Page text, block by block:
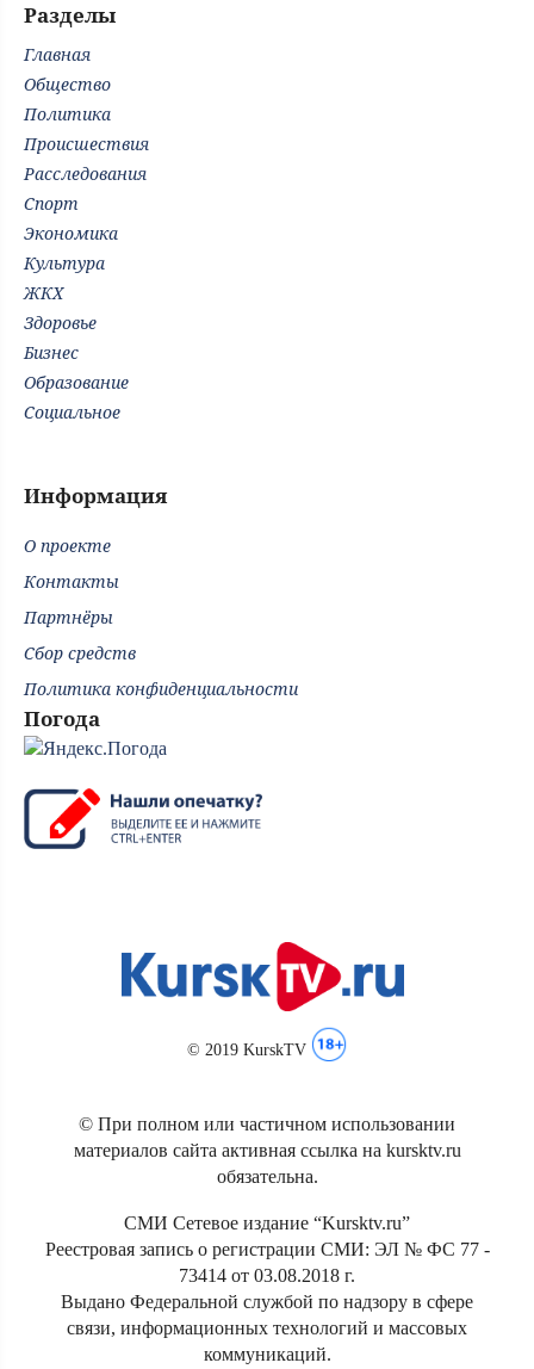
Разделы
Главная
Общество
Политика
Происшествия
Расследования
Спорт
Экономика
Культура
ЖКХ
Здоровье
Бизнес
Образование
Социальное
Информация
О проекте
Контакты
Партнёры
Сбор средств
Политика конфиденциальности
Погода
© 2019 KurskTV
© При полном или частичном использовании
материалов сайта активная ссылка на kursktv.ru
обязательна.
СМИ Сетевое издание “Kursktv.ru”
Реестровая запись о регистрации СМИ: ЭЛ № ФС 77 -
73414 от 03.08.2018 г.
Выдано Федеральной службой по надзору в сфере
связи, информационных технологий и массовых
коммуникаций.